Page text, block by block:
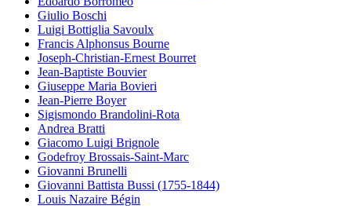
Giulio Boschi
Luigi Bottiglia Savoulx
Francis Alphonsus Bourne
Joseph-Christian-Ernest Bourret
Jean-Baptiste Bouvier
Giuseppe Maria Bovieri
Jean-Pierre Boyer
Sigismondo Brandolini-Rota
Andrea Bratti
Giacomo Luigi Brignole
Godefroy Brossais-Saint-Marc
Giovanni Brunelli
Giovanni Battista Bussi (1755-1844)
Louis Nazaire Bégin